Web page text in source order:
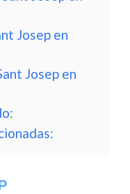
Josep en
Josep en